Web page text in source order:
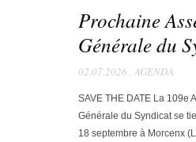
Prochaine
Générale du
02.07.2026 , AGENDA
SAVE THE DATE La 109e
Générale du Syndicat se
18 septembre à Morcenx